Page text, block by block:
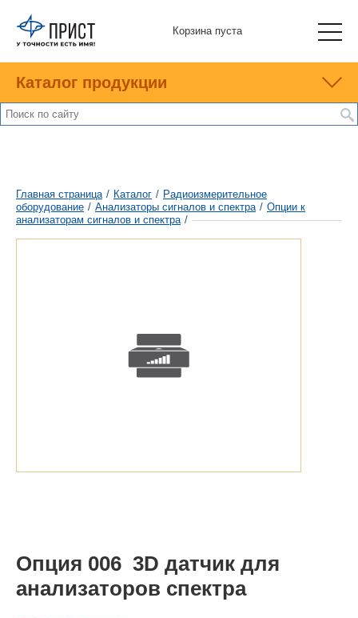
Корзина пуста
Каталог продукции
Главная страница / Каталог / Радиоизмерительное
оборудование / Анализаторы сигналов и спектра / Опции к
анализаторам сигналов и спектра /
Опция 006 3D датчик для
анализаторов спектра